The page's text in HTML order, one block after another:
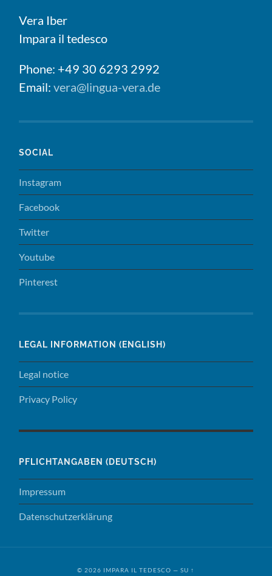
Vera Iber
Impara il tedesco
Phone: +49 30 6293 2992
Email:vera@lingua-vera.de
SOCIAL
Instagram
Facebook
Twitter
Youtube
Pinterest
LEGAL INFORMATION (ENGLISH)
Legal notice
Privacy Policy
PFLICHTANGABEN (DEUTSCH)
Impressum
Datenschutzerklärung
© 2026 IMPARA IL TEDESCO —SU ↑